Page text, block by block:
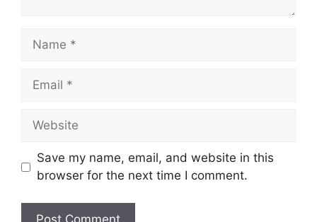
Name
Email
Website
Save my name, email, and website in this
browser for the next time I comment.